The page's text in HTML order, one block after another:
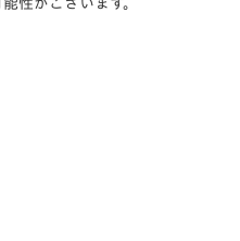
性がございます。